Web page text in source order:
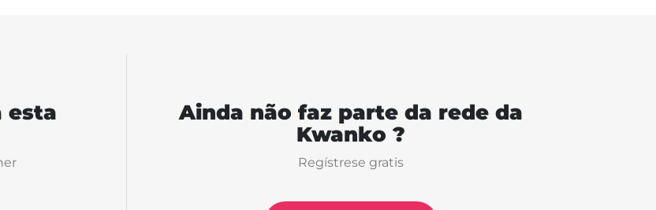
esta
Ainda não faz parte da rede da
Kwanko ?
Regístrese gratis